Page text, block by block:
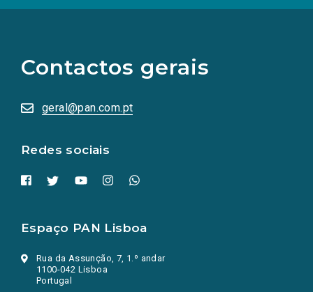
Contactos gerais
geral@pan.com.pt
Redes sociais
redes
sociais
numa
nova
Espaço PAN Lisboa
Rua da Assunção, 7, 1.º andar
1100-042 Lisboa
Portugal